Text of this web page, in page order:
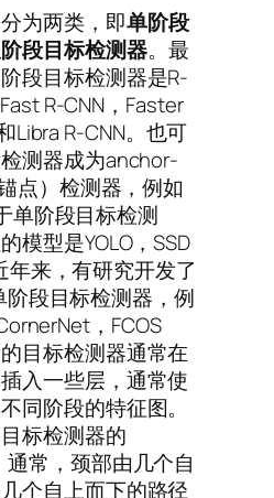
为两类，即单阶段
段目标检测器。最
段目标检测器是R-
R-CNN，Faster
Libra R-CNN。也可
测器成为anchor-
点）检测器，例如
单阶段目标检测
模型是YOLO，SSD
年来，有研究开发了
段目标检测器，例
，FCOS
目标检测器通常在
入一些层，通常使
同阶段的特征图。
标检测器的
通常，颈部由几个自
个自上而下的路径